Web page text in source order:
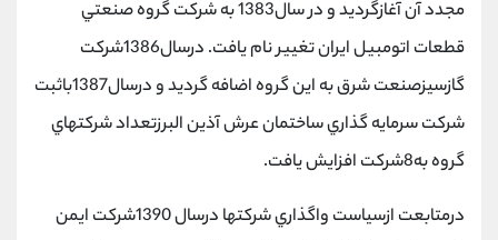
مجدد آن آغازگرديد و در سال1383 به شركت گروه صنعتي
قطعات اتومبیل ايران تغییر نام يافت. درسال1386شركت
گازسیزصنعت شرق به اين گروه اضافه گرديد و درسال1387باثبت
شركت سرمايه گذاري ساختمان عرش آذين البرزتعداد شركتهاي
گروه به8شركت افزايش يافت.
درمتابعت ازسیاست واگذاري شركتها درسال 1390شركت ايمن